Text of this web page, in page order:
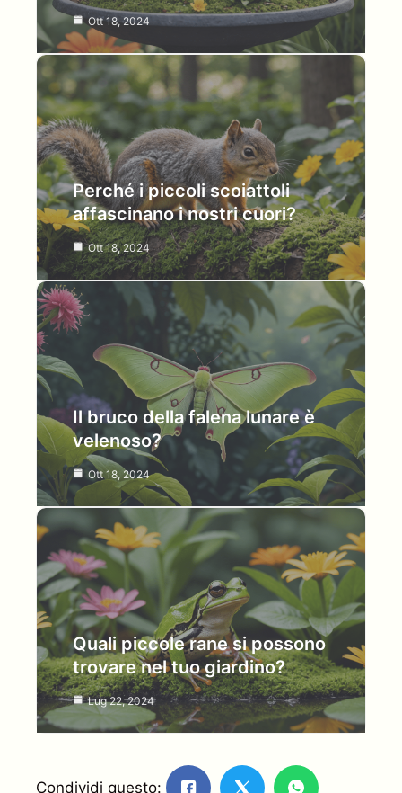
Ott 18, 2024
Perché i piccoli scoiattoli
affascinano i nostri cuori?
Ott 18, 2024
Il bruco della falena lunare è
velenoso?
Ott 18, 2024
Quali piccole rane si possono
trovare nel tuo giardino?
Lug 22, 2024
Condividi questo: